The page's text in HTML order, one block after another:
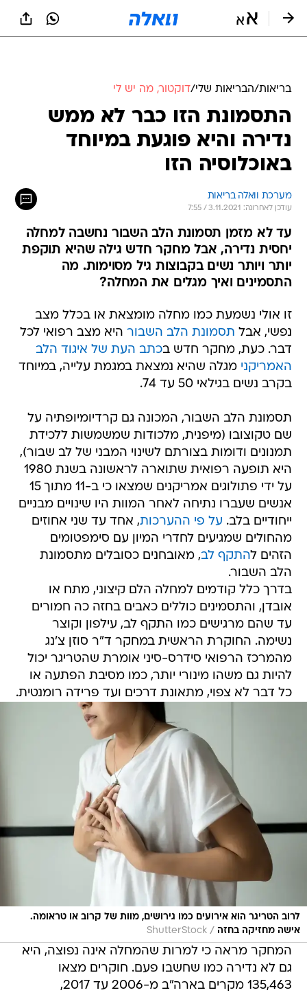
בריאות/הבריאות שלי/דוקטור, מה יש לי
התסמונת הזו כבר לא ממש
נדירה והיא פוגעת במיוחד
באוכלוסיה הזו
מערכת וואלה בריאות
עודכן לאחרונה: 3.11.2021 / 7:55
עד לא מזמן תסמונת הלב השבור נחשבה למחלה
יחסית נדירה, אבל מחקר חדש גילה שהיא תוקפת
יותר ויותר נשים בקבוצות גיל מסוימות. מה
התסמינים ואיך מגלים את המחלה?
זו אולי נשמעת כמו מחלה מומצאת או בכלל מצב
נפשי, אבל תסמונת הלב השבור היא מצב רפואי לכל
דבר. כעת, מחקר חדש בכתב העת של איגוד הלב
האמריקני מגלה שהיא נמצאת במגמת עלייה, במיוחד
בקרב נשים בגילאי 50 עד 74.
תסמונת הלב השבור, המכונה גם קרדיומיופתיה על
שם טקוצובו (מיפנית, מלכודות שמשמשות ללכידת
תמנונים ודומות בצורתם לשינוי המבני של לב שבור),
היא תופעה רפואית שתוארה לראשונה בשנת 1980
על ידי פתולוגים אמריקנים שמצאו כי ב-11 מתוך 15
אנשים שעברו נתיחה לאחר המוות היו שינויים מבניים
ייחודיים בלב. על פי ההערכות, אחד עד שני אחוזים
מהחולים שמגיעים לחדרי המיון עם סימפטומים
הזהים להתקף לב, מאובחנים כסובלים מתסמונת
הלב השבור.
בדרך כלל קודמים למחלה הלם קיצוני, מתח או
אובדן, והתסמינים כוללים כאבים בחזה כה חמורים
עד שהם מרגישים כמו התקף לב, עילפון וקוצר
נשימה. החוקרת הראשית במחקר ד"ר סוזן צ'נג
מהמרכז הרפואי סידרס-סיני אומרת שהטריגר יכול
להיות גם משהו מינורי יותר, כמו מסיבת הפתעה או
כל דבר לא צפוי, מתאונת דרכים ועד פרידה רומנטית.
לרוב הטריגר הוא אירועים כמו גירושים, מוות של קרוב או טראומה.
אישה מחזיקה בחזה /
ShutterStock
המחקר מראה כי למרות שהמחלה אינה נפוצה, היא
גם לא נדירה כמו שחשבו פעם. חוקרים מצאו
135,463 מקרים בארה"ב מ-2006 עד 2017,